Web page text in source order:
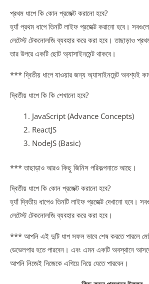
প্রথম ধাপে কি কোন প্রজেক্ট করানো হবে?
হ্যাঁ প্রথম ধাপে তিনটি লাইফ প্রজেক্ট করানো হবে। সবগুলো
লেটেস্ট টেকনোলজি ব্যবহার করে করা হবে। তাছাড়াও
তার উপরে একটি ছোট অ্যাসাইনমেন্ট থাকবে।
*** দ্বিতীয় ধাপে যাওয়ার জন্য অ্যাসাইনমেন্ট অবশ্যই
দ্বিতীয় ধাপে কি কি শেখানো হবে?
JavaScript (Advance Concepts)
ReactJS
NodeJS (Basic)
*** তাছাড়াও আরও কিছু জিনিস পরিকল্পনাতে আছে।
দ্বিতীয় ধাপে কি কোন প্রজেক্ট করানো হবে?
হ্যাঁ দ্বিতীয় ধাপেও তিনটি লাইফ প্রজেক্ট দেখানো হবে।
লেটেস্ট টেকনোলজি ব্যবহার করে করা হবে।
*** আপনি এই দুটি ধাপ সফল ভাবে শেষ করতে পারলে
ডেভেলপার হতে পারবেন। এবং এমন একটি অবস্থানে
আপনি নিজেই নিজেকে এগিয়ে নিয়ে যেতে পারবেন।